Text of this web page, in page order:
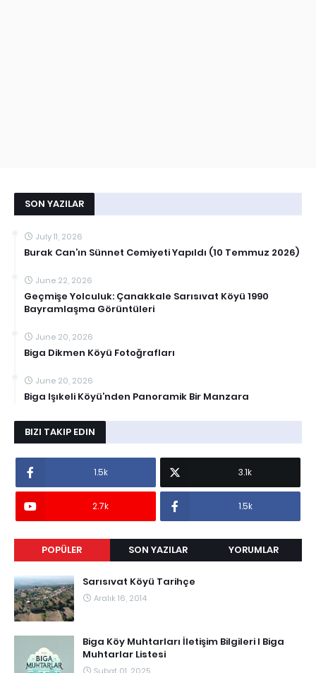
SON YAZILAR
July 11, 2026
Burak Can’ın Sünnet Cemiyeti Yapıldı (10 Temmuz 2026)
June 22, 2026
Geçmişe Yolculuk: Çanakkale Sarısıvat Köyü 1990
Bayramlaşma Görüntüleri
June 20, 2026
Biga Dikmen Köyü Fotoğrafları
June 20, 2026
Biga Işıkeli Köyü’nden Panoramik Bir Manzara
BIZI TAKIP EDIN
1.5k 3.1k
2.7k 1.5k
POPÜLER SON YAZILAR YORUMLAR
Sarısıvat Köyü Tarihçe
Aralık 16, 2014
Biga Köy Muhtarları İletişim Bilgileri I Biga
Muhtarlar Listesi